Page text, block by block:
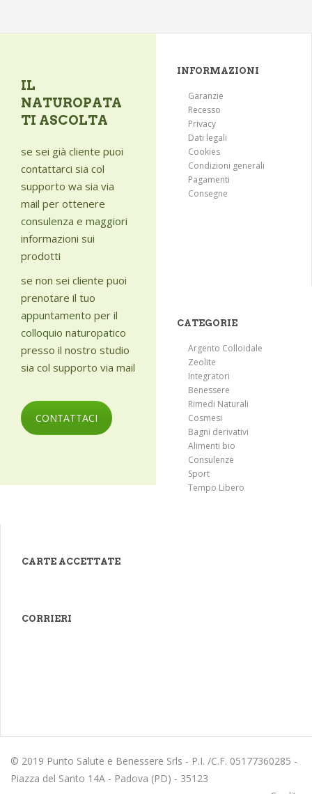
IL
NATUROPATA
TI ASCOLTA
se sei già cliente puoi
contattarci sia col
supporto wa sia via
mail per ottenere
consulenza e maggiori
informazioni sui
prodotti
se non sei cliente puoi
prenotare il tuo
appuntamento per il
colloquio naturopatico
presso il nostro studio
sia col supporto via mail
CONTATTACI
INFORMAZIONI
Garanzie
Recesso
Privacy
Dati legali
Cookies
Condizioni generali
Pagamenti
Consegne
CATEGORIE
Argento Colloidale
Zeolite
Integratori
Benessere
Rimedi Naturali
Cosmesi
Bagni derivativi
Alimenti bio
Consulenze
Sport
Tempo Libero
CARTE ACCETTATE
CORRIERI
© 2019 Punto Salute e Benessere Srls - P.I. /C.F. 05177360285 -
Piazza del Santo 14A - Padova (PD) - 35123